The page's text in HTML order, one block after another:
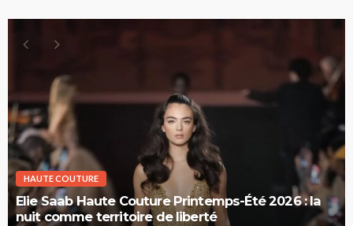
HAUTE COUTURE
Elie Saab Haute Couture Printemps-Été 2026 : la
nuit comme territoire de liberté